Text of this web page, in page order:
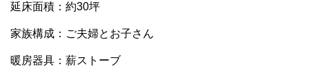
延床面積：約30坪
家族構成：ご夫婦とお子さん
暖房器具：薪ストーブ